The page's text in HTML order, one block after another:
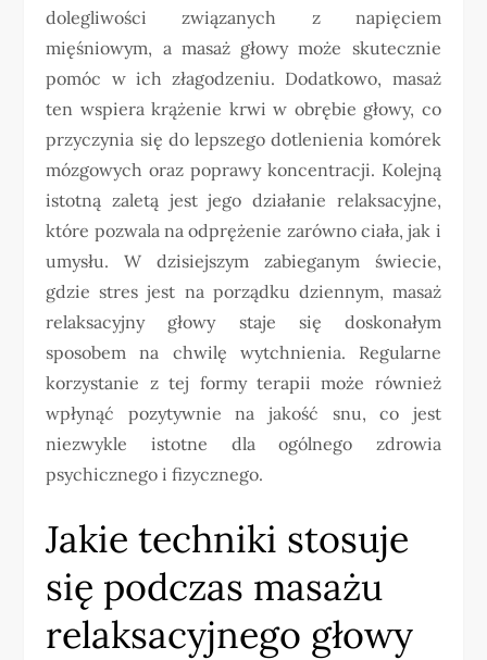
dolegliwości związanych z napięciem
mięśniowym, a masaż głowy może skutecznie
pomóc w ich złagodzeniu. Dodatkowo, masaż
ten wspiera krążenie krwi w obrębie głowy, co
przyczynia się do lepszego dotlenienia komórek
mózgowych oraz poprawy koncentracji. Kolejną
istotną zaletą jest jego działanie relaksacyjne,
które pozwala na odprężenie zarówno ciała, jak i
umysłu. W dzisiejszym zabieganym świecie,
gdzie stres jest na porządku dziennym, masaż
relaksacyjny głowy staje się doskonałym
sposobem na chwilę wytchnienia. Regularne
korzystanie z tej formy terapii może również
wpłynąć pozytywnie na jakość snu, co jest
niezwykle istotne dla ogólnego zdrowia
psychicznego i fizycznego.
Jakie techniki stosuje
się podczas masażu
relaksacyjnego głowy